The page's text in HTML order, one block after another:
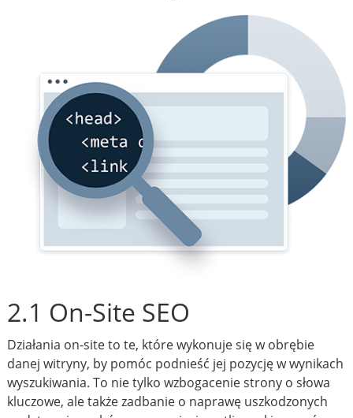
2.1 On-Site SEO
Działania on-site to te, które wykonuje się w obrębie
danej witryny, by pomóc podnieść jej pozycję w wynikach
wyszukiwania. To nie tylko wzbogacenie strony o słowa
kluczowe, ale także zadbanie o naprawę uszkodzonych